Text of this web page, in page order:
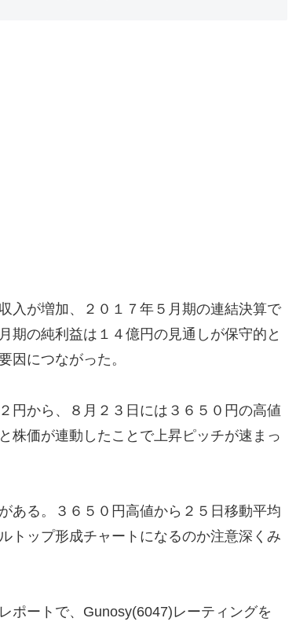
入が増加、２０１７年５月期の連結決算で
期の純利益は１４億円の見通しが保守的と
因につながった。
円から、８月２３日には３６５０円の高値
株価が連動したことで上昇ピッチが速まっ
ある。３６５０円高値から２５日移動平均
トップ形成チャートになるのか注意深くみ
ポートで、Gunosy(6047)レーティングを